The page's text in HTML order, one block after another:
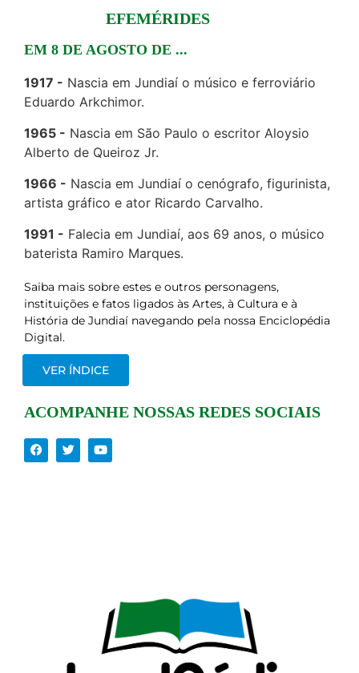
EFEMÉRIDES
EM 8 DE AGOSTO DE ...
1917
Nascia em Jundiaí o músico e ferroviário
Eduardo Arkchimor.
1965
Nascia em São Paulo o escritor Aloysio
Alberto de Queiroz Jr.
1966
Nascia em Jundiaí o cenógrafo, figurinista,
artista gráfico e ator Ricardo Carvalho.
1991
Falecia em Jundiaí, aos 69 anos, o músico
baterista Ramiro Marques.
Saiba mais sobre estes e outros personagens,
instituições e fatos ligados às Artes, à Cultura e à
História de Jundiaí navegando pela nossa Enciclopédia
Digital.
VER ÍNDICE
ACOMPANHE NOSSAS REDES SOCIAIS